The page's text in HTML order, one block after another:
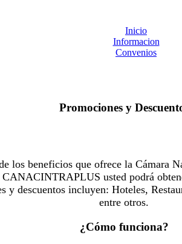
Inicio
Informacion
Convenios
Promociones y
los beneficios que ofrece la Cámara
usted podrá
descuentos incluyen: Hoteles,
entre otros.
¿Cómo funciona?